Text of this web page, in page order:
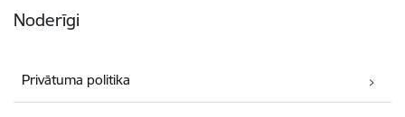
Noderīgi
Privātuma politika